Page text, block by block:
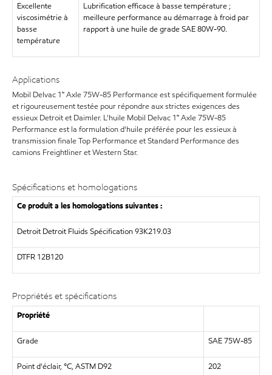
Excellente
viscosimétrie à
basse
température
Lubrification efficace à basse température ;
meilleure performance au démarrage à froid par
rapport à une huile de grade SAE 80W-90.
Applications
Mobil Delvac 1™ Axle 75W-85 Performance est spécifiquement formulée
et rigoureusement testée pour répondre aux strictes exigences des
essieux Detroit et Daimler. L'huile Mobil Delvac 1™ Axle 75W-85
Performance est la formulation d'huile préférée pour les essieux à
transmission finale Top Performance et Standard Performance des
camions Freightliner et Western Star.
Spécifications et homologations
Ce produit a les homologations suivantes :
Detroit Detroit Fluids Spécification 93K219.03
DTFR 12B120
Propriétés et spécifications
Propriété
Grade SAE 75W-85
Point d'éclair, °C, ASTM D92 202